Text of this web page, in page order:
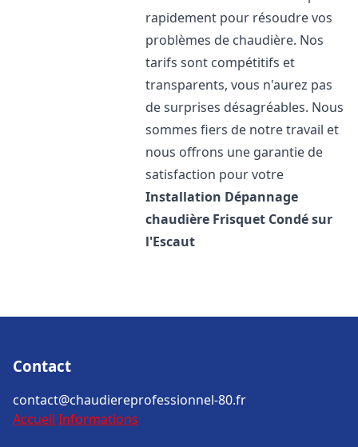
rapidement pour résoudre vos
problèmes de chaudière. Nos
tarifs sont compétitifs et
transparents, vous n'aurez pas
de surprises désagréables. Nous
sommes fiers de notre travail et
nous offrons une garantie de
satisfaction pour votre
Installation Dépannage
chaudière Frisquet Condé sur
l'Escaut
Contact
contact@chaudiereprofessionnel-80.fr
Accueil Informations